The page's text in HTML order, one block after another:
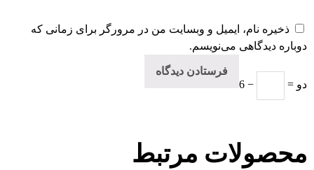
ذخیره نام، ایمیل و وبسایت من در مرورگر برای زمانی که
دوباره دیدگاهی می‌نویسم.
6 − = دو
محصولات مرتبط